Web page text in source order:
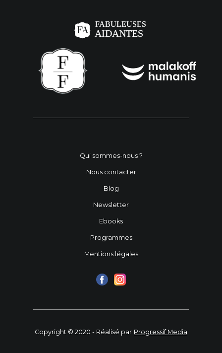
Qui sommes-nous ?
Nous contacter
Blog
Newsletter
Ebooks
Programmes
Mentions légales
Copyright © 2020 - Réalisé par Progressif Media